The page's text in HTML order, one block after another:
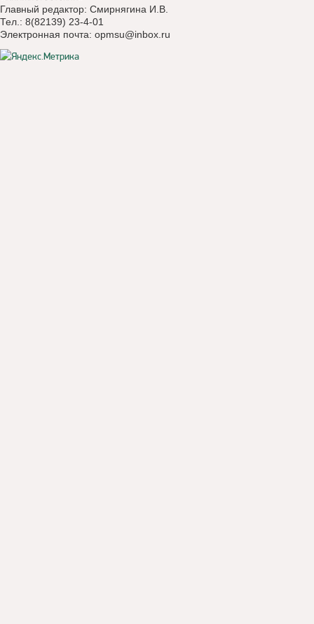
Главный редактор: Смирнягина И.В.
Тел.: 8(82139) 23-4-01
Электронная почта: opmsu@inbox.ru